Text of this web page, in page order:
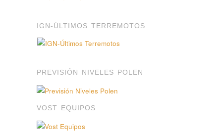
IGN-ÚLTIMOS TERREMOTOS
PREVISIÓN NIVELES POLEN
VOST EQUIPOS